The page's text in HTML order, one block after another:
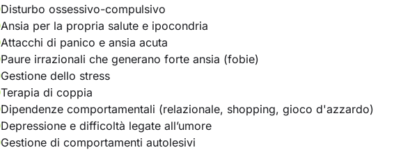
Disturbo ossessivo-compulsivo
Ansia per la propria salute e ipocondria
Attacchi di panico e ansia acuta
Paure irrazionali che generano forte ansia (fobie)
Gestione dello stress
Terapia di coppia
Dipendenze comportamentali (relazionale, shopping, gioco d'azzardo)
Depressione e difficoltà legate all’umore
Gestione di comportamenti autolesivi